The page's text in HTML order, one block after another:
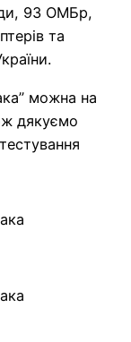
93 ОМБр,
та
можна на
дякуємо